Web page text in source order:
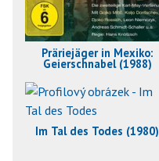
Präriejäger in Mexiko:
Geierschnabel (1988)
Im Tal des Todes (1980)